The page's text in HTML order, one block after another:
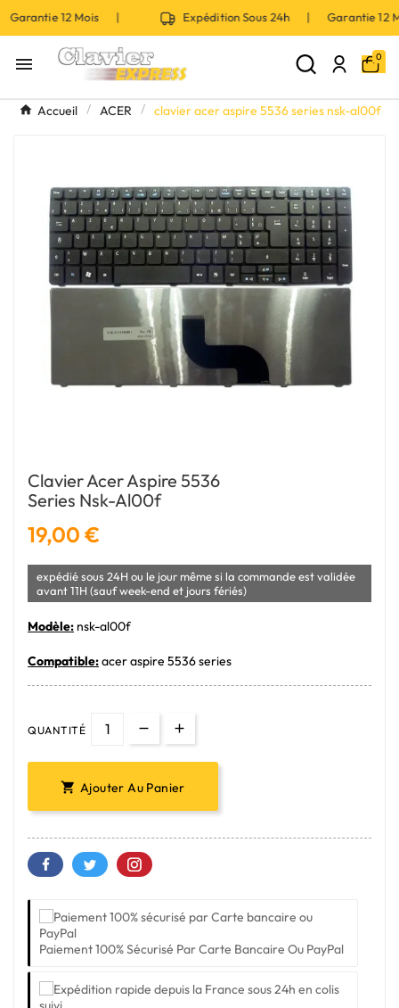
12 Mois | Expédition Sous 24h | Garantie
 0
Accueil ACER clavier acer aspire 5536 series nsk-al00f
Clavier Acer Aspire 5536
Series Nsk-Al00f
19,00 €
expédié sous 24H ou le jour même si la commande est validée
avant 11H (sauf week-end et jours fériés)
Modèle: nsk-al00f
Compatible:acer aspire 5536 series
QUANTITÉ
 Ajouter Au Panier
Paiement 100% Sécurisé Par Carte Bancaire Ou PayPal